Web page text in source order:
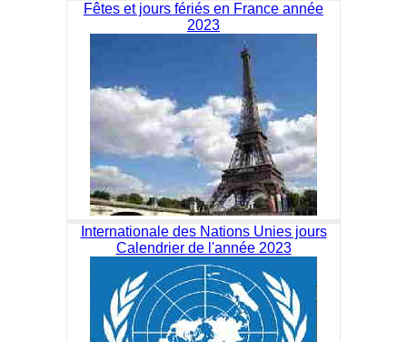
Fêtes et jours fériés en France année
2023
Internationale des Nations Unies jours
Calendrier de l'année 2023